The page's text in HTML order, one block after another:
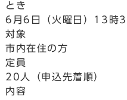
とき
6月6日（火曜日）13時
対象
市内在住の方
定員
20人（申込先着順）
内容